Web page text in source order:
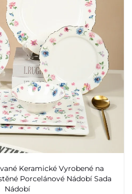
Keramické Vyrobené na
Porcelánové Nádobí Sada
Nádobí